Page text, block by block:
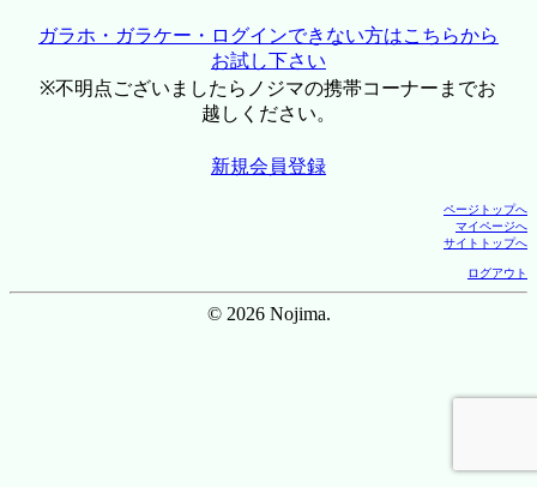
ガラホ・ガラケー・ログインできない方はこちらから
お試し下さい
※不明点ございましたらノジマの携帯コーナーまでお
越しください。
新規会員登録
ページトップへ
マイページへ
サイトトップへ
ログアウト
© 2026 Nojima.